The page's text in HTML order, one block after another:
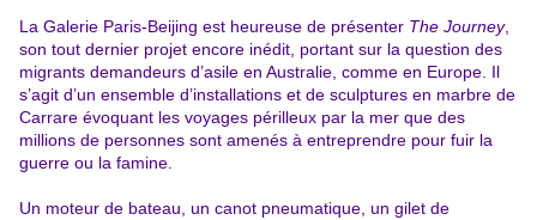
La Galerie Paris-Beijing est heureuse de présenter The Journey,
son tout dernier projet encore inédit, portant sur la question des
migrants demandeurs d’asile en Australie, comme en Europe. Il
s’agit d’un ensemble d’installations et de sculptures en marbre de
Carrare évoquant les voyages périlleux par la mer que des
millions de personnes sont amenés à entreprendre pour fuir la
guerre ou la famine.
Un moteur de bateau, un canot pneumatique, un gilet de